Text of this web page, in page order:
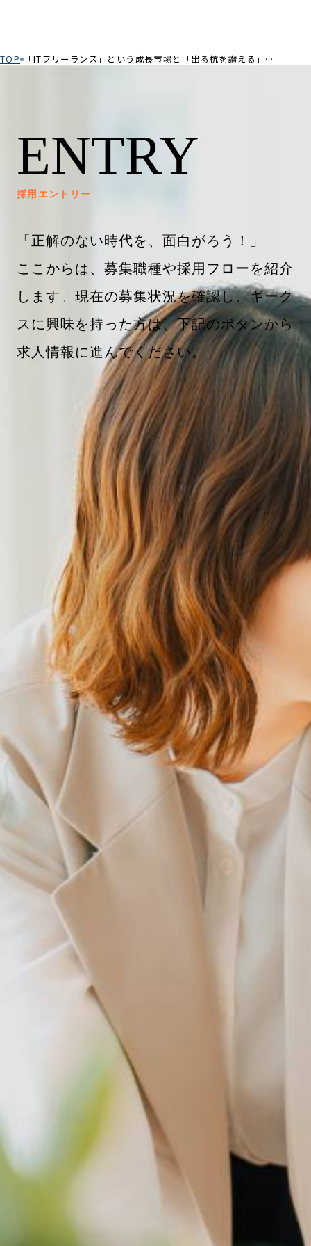
TOP 「ITフリーランス」という成長市場と「出る杭を讃える」挑戦環境が決め手！2026年新卒入社内定者の本音アンケート
採用エントリー
ENTRY
「正解のない時代を、面白がろう！」
ここからは、募集職種や採用フローを紹介
します。現在の募集状況を確認し、ギーク
スに興味を持った方は、下記のボタンから
求人情報に進んでください。